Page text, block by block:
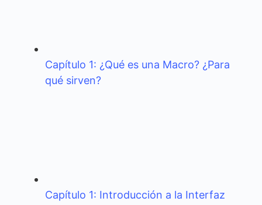
Capítulo 1: ¿Qué es una Macro? ¿Para
qué sirven?
Capítulo 1: Introducción a la Interfaz